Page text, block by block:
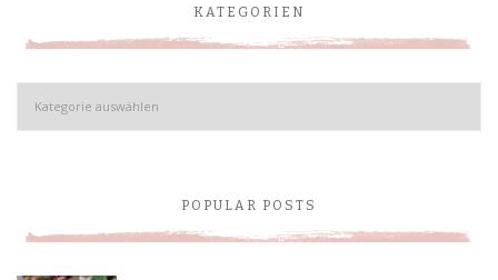
KATEGORIEN
Kategorien
POPULAR POSTS